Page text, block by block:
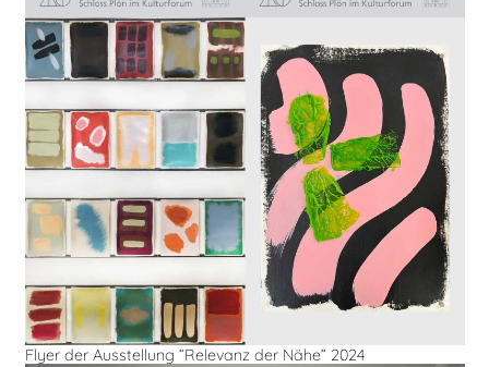
Flyer der Ausstellung “Relevanz der Nähe” 2024